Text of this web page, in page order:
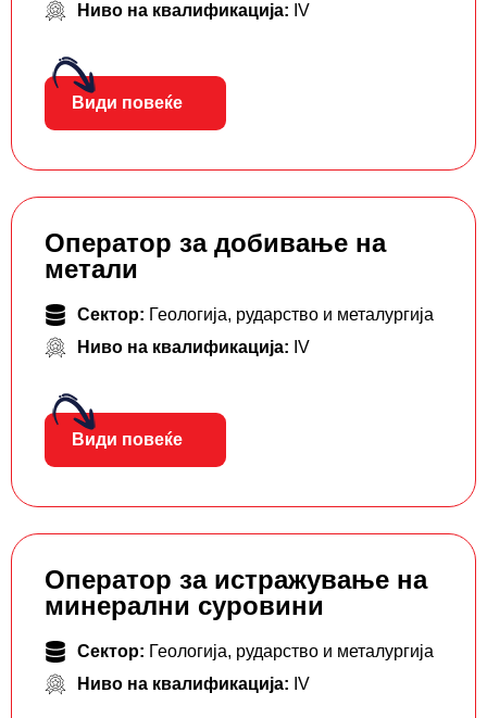
Ниво на квалификација: IV
Види повеќе
Оператор за добивање на
метали
Сектор: Геологија, рударство и металургија
Ниво на квалификација: IV
Види повеќе
Оператор за истражување на
минерални суровини
Сектор: Геологија, рударство и металургија
Ниво на квалификација: IV